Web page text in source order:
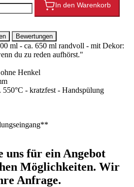
In den Warenkorb
Bewertungen
ml - ca. 650 ml randvoll - mit Dekor:
du zu reden aufhörst."
Henkel
- kratzfest - Handspülung
uns für ein Angebot
Möglichkeiten. Wir
Anfrage.